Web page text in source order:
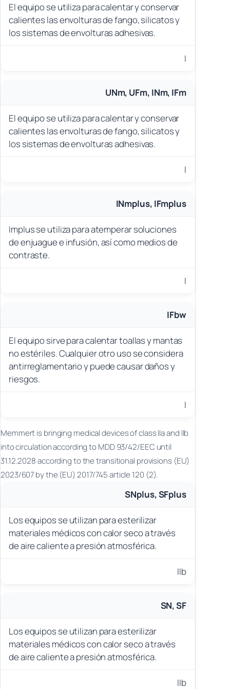
El equipo se utiliza para calentar y conservar
calientes las envolturas de fango, silicatos y
los sistemas de envolturas adhesivas.
I
UNm, UFm, INm, IFm
El equipo se utiliza para calentar y conservar
calientes las envolturas de fango, silicatos y
los sistemas de envolturas adhesivas.
I
INmplus, IFmplus
Implus se utiliza para atemperar soluciones
de enjuague e infusión, así como medios de
contraste.
I
IFbw
El equipo sirve para calentar toallas y mantas
no estériles. Cualquier otro uso se considera
antirreglamentario y puede causar daños y
riesgos.
I
Memmert is bringing medical devices of class IIa and IIb
into circulation according to MDD 93/42/EEC until
31.12.2028 according to the transitional provisions (EU)
2023/607 by the (EU) 2017/745 article 120 (2).
SNplus, SFplus
Los equipos se utilizan para esterilizar
materiales médicos con calor seco a través
de aire caliente a presión atmosférica.
IIb
SN, SF
Los equipos se utilizan para esterilizar
materiales médicos con calor seco a través
de aire caliente a presión atmosférica.
IIb